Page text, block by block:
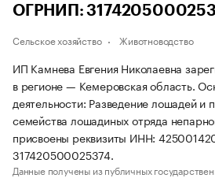
ОГРНИП:
Сельское хозяйство Животноводство
ИП Камнева Евгения Николаевна
в регионе — Кемеровская область.
деятельности: Разведение лошадей и
семейства лошадиных отряда
присвоены реквизиты ИНН:
317420500025374.
Данные получены из публичных